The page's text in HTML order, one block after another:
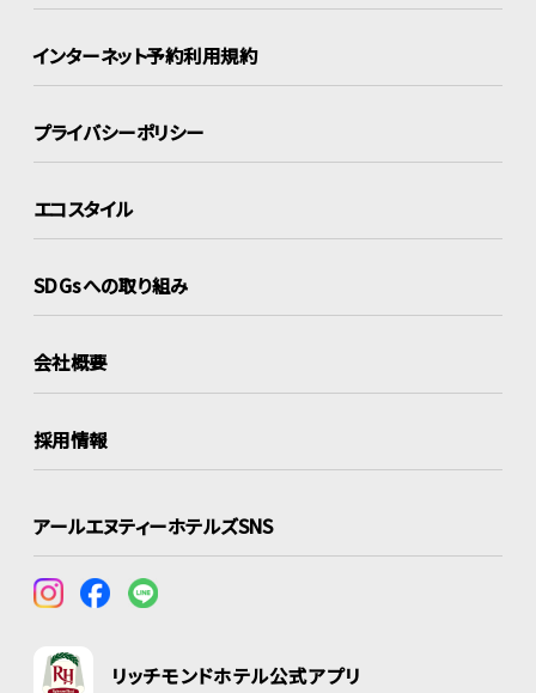
インターネット予約利用規約
プライバシーポリシー
エコスタイル
SDGsへの取り組み
会社概要
採用情報
アールエヌティーホテルズSNS
リッチモンドホテル公式アプリ